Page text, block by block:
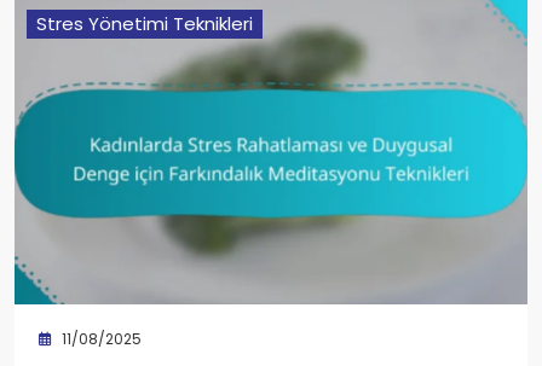
Stres Yönetimi Teknikleri
11/08/2025